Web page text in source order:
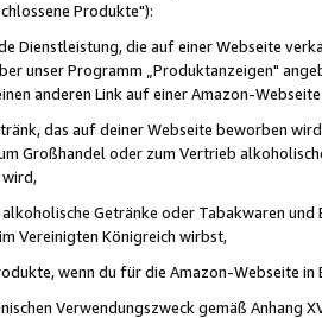
Produkte"):
Dienstleistung, die auf einer Webseite
unser Programm „Produktanzeigen"
anderen Link auf einer Amazon-
das auf deiner Webseite beworben
Großhandel oder zum Vertrieb
wird,
Getränke oder Tabakwaren
Vereinigten Königreich wirbst,
wenn du für die Amazon-Webseite in
Verwendungszweck gemäß Anhang